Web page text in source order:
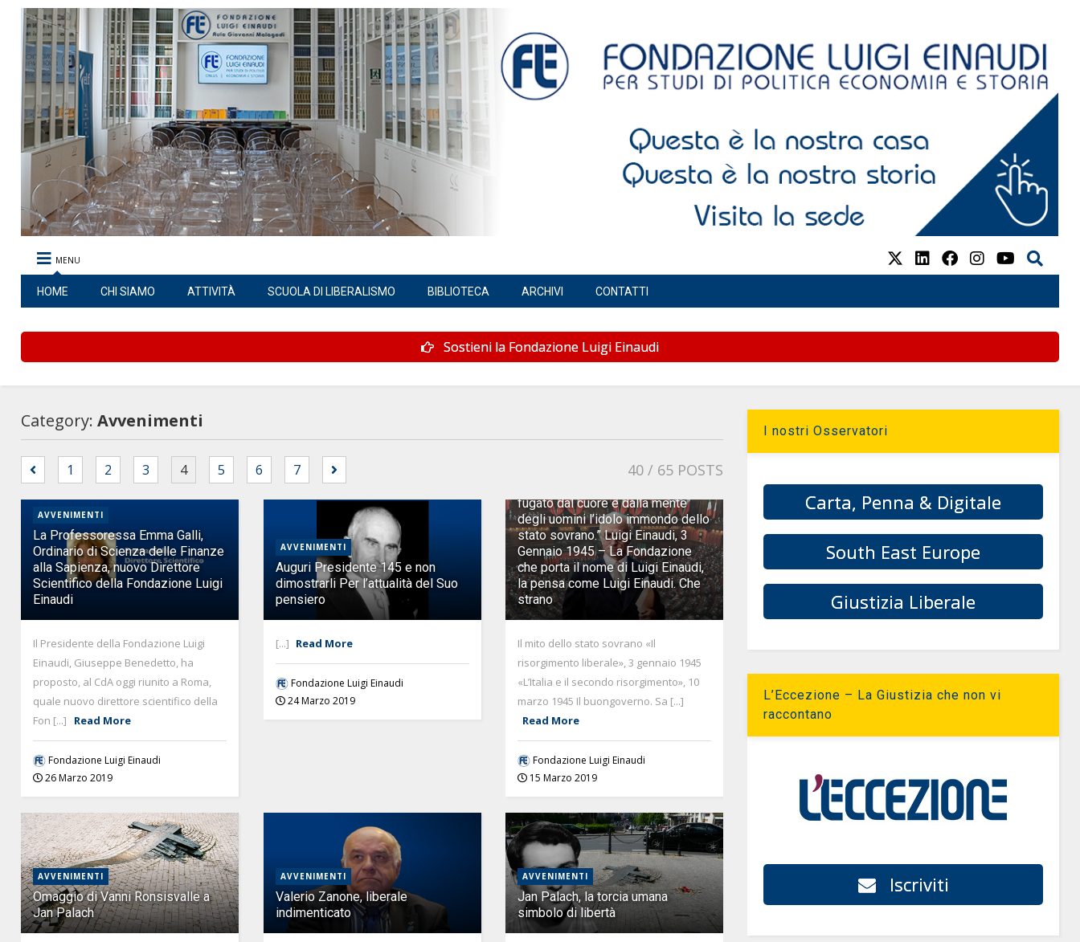
MENU
HOME CHI SIAMO ATTIVITÀ SCUOLA DI LIBERALISMO BIBLIOTECA ARCHIVI CONTATTI
Sostieni la Fondazione Luigi Einaudi
Category:Avvenimenti
1 2 3 4 5 6 7 40 / 65 POSTS
AVVENIMENTI
La Professoressa Emma Galli,
Ordinario di Scienza delle Finanze
alla Sapienza, nuovo Direttore
Scientifico della Fondazione Luigi
Einaudi
Il Presidente della Fondazione Luigi
Einaudi, Giuseppe Benedetto, ha
proposto, al CdA oggi riunito a Roma,
quale nuovo direttore scientifico della
Fon [...]
Read More
Fondazione Luigi Einaudi
26 Marzo 2019
AVVENIMENTI
Auguri Presidente 145 e non
dimostrarli Per l’attualità del Suo
pensiero
[...] Read More
Fondazione Luigi Einaudi
24 Marzo 2019
fugato dal cuore e dalla mente
degli uomini l’idolo immondo dello
stato sovrano.” Luigi Einaudi, 3
Gennaio 1945 – La Fondazione
che porta il nome di Luigi Einaudi,
la pensa come Luigi Einaudi. Che
strano
Il mito dello stato sovrano «Il
risorgimento liberale», 3 gennaio 1945
«L’Italia e il secondo risorgimento», 10
marzo 1945 Il buongoverno. Sa [...]
Read More
Fondazione Luigi Einaudi
15 Marzo 2019
AVVENIMENTI
Omaggio di Vanni Ronsisvalle a
Jan Palach
AVVENIMENTI
Valerio Zanone, liberale
indimenticato
AVVENIMENTI
Jan Palach, la torcia umana
simbolo di libertà
I nostri Osservatori
Carta, Penna & Digitale
South East Europe
Giustizia Liberale
L’Eccezione – La Giustizia che non vi
raccontano
Iscriviti